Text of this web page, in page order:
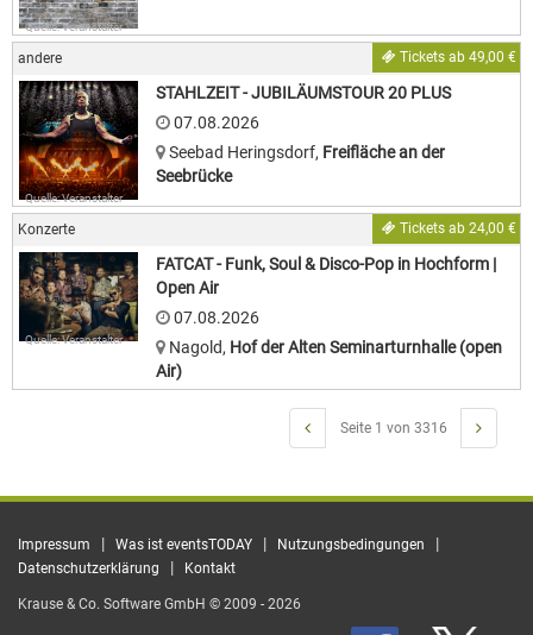
Quelle: Veranstalter
andere Tickets ab 49,00 €
Quelle: Veranstalter
STAHLZEIT - JUBILÄUMSTOUR 20 PLUS
07.08.2026
Seebad Heringsdorf, Freifläche an der
Seebrücke
Konzerte Tickets ab 24,00 €
Quelle: Veranstalter
FATCAT - Funk, Soul & Disco-Pop in Hochform |
Open Air
07.08.2026
Nagold, Hof der Alten Seminarturnhalle (open
Air)
Seite 1 von 3316
Impressum | Was ist eventsTODAY | Nutzungsbedingungen |
Datenschutzerklärung | Kontakt
Krause & Co. Software GmbH © 2009 - 2026